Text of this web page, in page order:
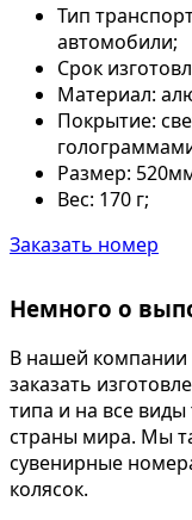
Тип
автомобили;
Срок
Материал:
Покрытие:
Размер:
Вес: 170 г;
Заказать номер
Немного о
В нашей
заказать
типа и на все
страны мира. Мы
сувенирные
колясок.